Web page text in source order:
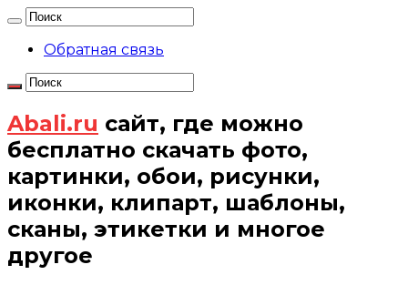
Обратная связь
Abali.ru сайт, где можно
бесплатно скачать фото,
картинки, обои, рисунки,
иконки, клипарт, шаблоны,
сканы, этикетки и многое
другое